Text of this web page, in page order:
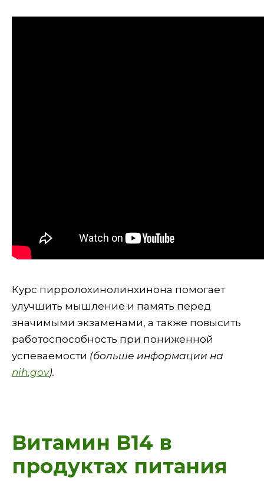
Курс пирролохинолинхинона помогает
улучшить мышление и память перед
значимыми экзаменами, а также повысить
работоспособность при пониженной
успеваемости (больше информации на
nih.gov).
Витамин В14 в
продуктах питания